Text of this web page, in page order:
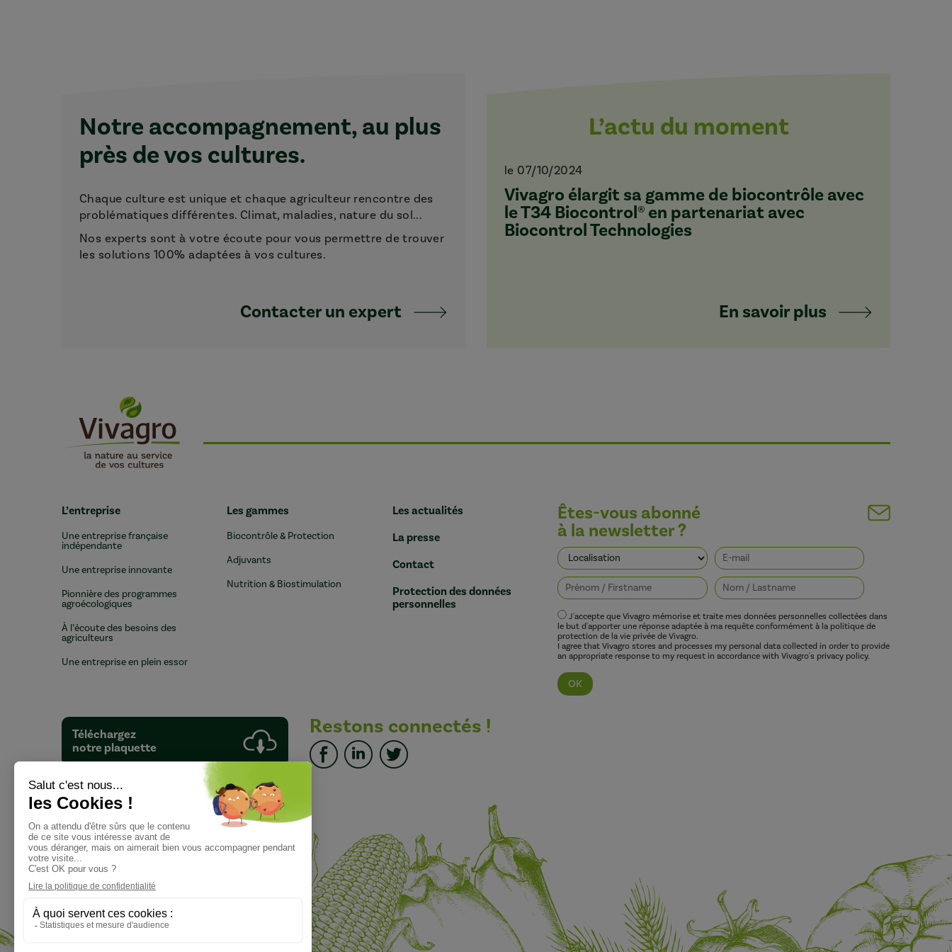
Notre accompagnement, au plus
près de vos cultures.
Chaque culture est unique et chaque agriculteur rencontre des
problématiques différentes. Climat, maladies, nature du sol...
Nos experts sont à votre écoute pour vous permettre de trouver
les solutions 100% adaptées à vos cultures.
Contacter un expert
L’actu du moment
le 07/10/2024
Vivagro élargit sa gamme de biocontrôle avec
le T34 Biocontrol® en partenariat avec
Biocontrol Technologies
En savoir plus
L’entreprise
Une entreprise française
indépendante
Une entreprise innovante
Pionnière des programmes
agroécologiques
À l’écoute des besoins des
agriculteurs
Une entreprise en plein essor
Les gammes
Biocontrôle & Protection
Adjuvants
Nutrition & Biostimulation
Les actualités
La presse
Contact
Protection des données
personnelles
Téléchargez
notre plaquette
Restons connectés !
Êtes-vous abonné
à la newsletter ?
J'accepte que Vivagro mémorise et traite mes données personnelles collectées dans
le but d'apporter une réponse adaptée à ma requête conformément à la politique de
protection de la vie privée de Vivagro.
I agree that Vivagro stores and processes my personal data collected in order to provide
an appropriate response to my request in accordance with Vivagro's privacy policy.